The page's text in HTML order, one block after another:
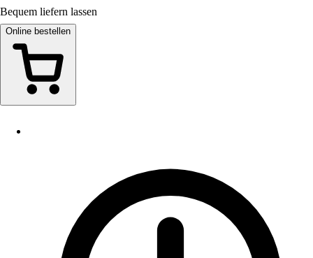
Bequem liefern lassen
Online bestellen